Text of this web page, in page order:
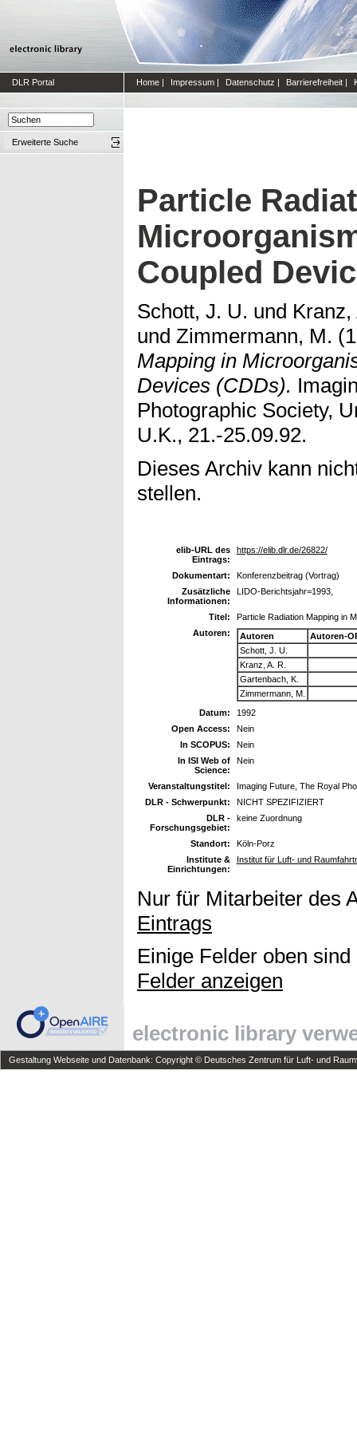
DLR Portal Home | Impressum | Datenschutz | Barrierefreiheit |
Erweiterte Suche
Particle
Coupled
Schott, J. U. und Kranz,
und Zimmermann, M.
Mapping in
Devices (CDDs).
Photographic Society,
U.K., 21.-25.09.92.
Dieses Archiv kann
stellen.
elib-URL des
Eintrags:
https://elib.dlr.de/26822/
Dokumentart:
Konferenzbeitrag (Vortrag)
Zusätzliche
Informationen:
LIDO-Berichtsjahr=1993,
Titel:
Particle Radiation Mapping in
Autoren:
Autoren
Autoren-
Schott, J. U.
Kranz, A. R.
Gartenbach, K.
Zimmermann, M.
Datum:
1992
Open Access:
Nein
In SCOPUS:
Nein
In ISI Web of
Science:
Nein
Veranstaltungstitel:
Imaging Future, The Royal
DLR - Schwerpunkt:
NICHT SPEZIFIZIERT
DLR -
Forschungsgebiet:
keine Zuordnung
Standort:
Köln-Porz
Institute &
Einrichtungen:
Institut für Luft- und
Nur für Mitarbeiter des
Eintrags
Einige Felder oben
Felder anzeigen
electronic library
Gestaltung Webseite und Datenbank: Copyright © Deutsches Zentrum für Luft- und